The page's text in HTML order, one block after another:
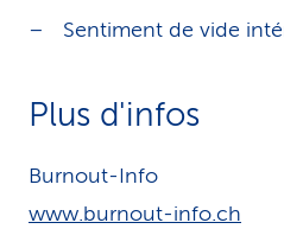
Sentiment de vide
Plus d'infos
Burnout-Info
www.burnout-info.ch